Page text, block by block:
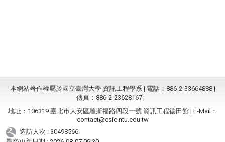
本網站著作權屬於國立臺灣大學 資訊工程學系 | 電話：886-2-33664888 |
傳真：886-2-23628167。
地址：106319 臺北市大安區羅斯福路四段一號 資訊工程德田館 | E-Mail：
contact@csie.ntu.edu.tw
造訪人次 : 30498566